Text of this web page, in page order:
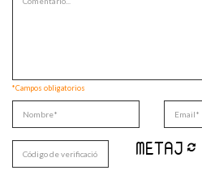
*Campos obligatorios